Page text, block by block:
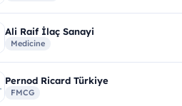
Ali Raif İlaç Sanayi
Medicine
Pernod Ricard Türkiye
FMCG